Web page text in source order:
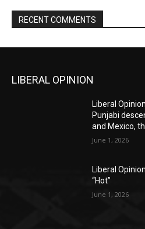
RECENT COMMENTS
LIBERAL OPINION
Liberal
Punjabi
and Mexico,
June 1, 2026
Liberal
“Hot”
June 1, 2026